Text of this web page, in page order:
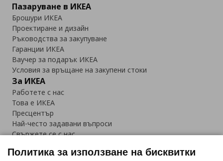
Пазаруване в ИКЕА
Брошури ИКЕА
Проектиране и дизайн
Ръководства за закупуване
Гаранции ИКЕА
Ваучер за подарък ИКЕА
Условия за връщане на закупени стоки
За ИКЕА
Работете с нас
Това е ИКЕА
Пресцентър
Най-често задавани въпроси
Свържете се с нас
Политика за използване на бисквитки